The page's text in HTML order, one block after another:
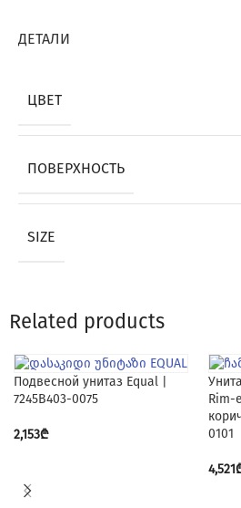
ДЕТАЛИ
ЦВЕТ
ПОВЕРХНОСТЬ
SIZE
Related products
Подвесной унитаз Equal |
7245B403-0075
2,153₾
Rim-
0101
4,521